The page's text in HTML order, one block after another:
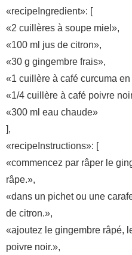
«recipeIngredient»: [
«2 cuillères à soupe miel»,
«100 ml jus de citron»,
«30 g gingembre frais»,
«1 cuillère à café curcuma
«1/4 cuillère à café poivre
«300 ml eau chaude»
],
«recipeInstructions»: [
«commencez par râper le
râpe.»,
«dans un pichet ou une
de citron.»,
«ajoutez le gingembre râpé,
poivre noir.»,